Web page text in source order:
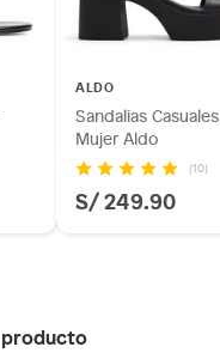
vestir
Mujer
POLIURETANO ACUÁTICO
ALDO
Sandalias Casuales
Mujer Aldo
(10)
S/ 249.90